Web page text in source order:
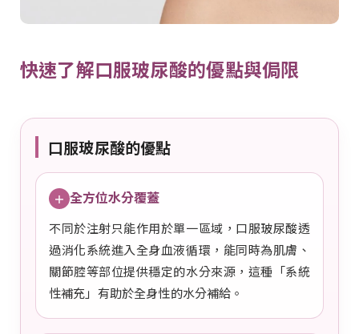
快速了解口服玻尿酸的優點與侷限
口服玻尿酸的優點
＋ 全方位水分覆蓋
不同於注射只能作用於單一區域，口服玻尿酸透
過消化系統進入全身血液循環，能同時為肌膚、
關節腔等部位提供穩定的水分來源，這種「系統
性補充」有助於全身性的水分補給。